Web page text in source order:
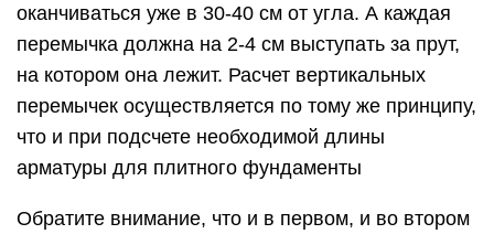
оканчиваться уже в 30-40 см от угла. А каждая
перемычка должна на 2-4 см выступать за прут,
на котором она лежит. Расчет вертикальных
перемычек осуществляется по тому же принципу,
что и при подсчете необходимой длины
арматуры для плитного фундаменты
Обратите внимание, что и в первом, и во втором